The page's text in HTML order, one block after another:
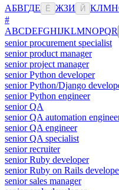
АБВГДЕ Ё ЖЗИ Й КЛМН
#
ABCDEFGHIJKLMNOPQR
senior procurement specialist
senior product manager
senior project manager
senior Python developer
senior Python/Django
senior Python engineer
senior QA
senior QA automation
senior QA engineer
senior QA specialist
senior recruiter
senior Ruby developer
senior Ruby on Rails
senior sales manager